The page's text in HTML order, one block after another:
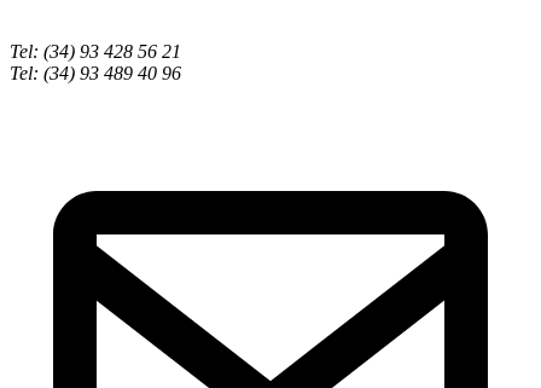
Tel: (34) 93 428 56 21
Tel: (34) 93 489 40 96